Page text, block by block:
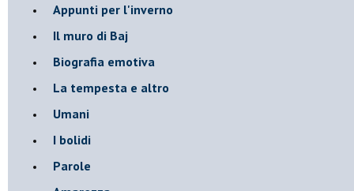
Appunti per l'inverno
Il muro di Baj
Biografia emotiva
La tempesta e altro
Umani
I bolidi
Parole